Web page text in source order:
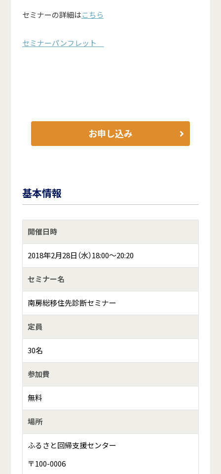
セミナーの詳細はこちら
セミナーパンフレット
お申し込み
基本情報
開催日時
2018年2月28日（水）18:00～20:20
セミナー名
南房総移住先診断セミナー
定員
30名
参加費
無料
場所
ふるさと回帰支援センター
〒100-0006